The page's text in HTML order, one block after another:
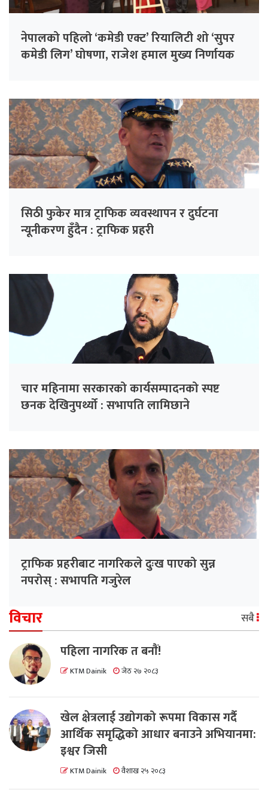
नेपालको पहिलो ‘कमेडी एक्ट’ रियालिटी शो ‘सुपर
कमेडी लिग’ घोषणा, राजेश हमाल मुख्य निर्णायक
सिठी फुकेर मात्र ट्राफिक व्यवस्थापन र दुर्घटना
न्यूनीकरण हुँदैन : ट्राफिक प्रहरी
चार महिनामा सरकारको कार्यसम्पादनको स्पष्ट
छनक देखिनुपर्थ्यो : सभापति लामिछाने
ट्राफिक प्रहरीबाट नागरिकले दुःख पाएको सुन्न
नपरोस् : सभापति गजुरेल
विचार सबै
पहिला नागरिक त बनाैं!
KTM Dainik जेठ २७ २०८३
खेल क्षेत्रलाई उद्योगको रूपमा विकास गर्दै
आर्थिक समृद्धिको आधार बनाउने अभियानमा:
इश्वर जिसी
KTM Dainik वैशाख २५ २०८३